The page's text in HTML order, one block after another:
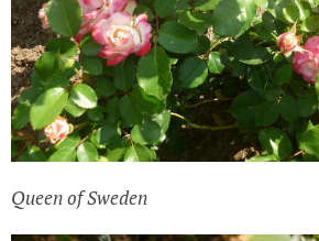
Queen of Sweden